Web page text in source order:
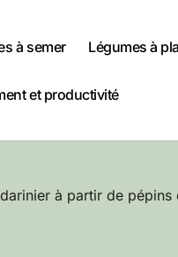
à semer Légumes à
et productivité
à partir de pépins